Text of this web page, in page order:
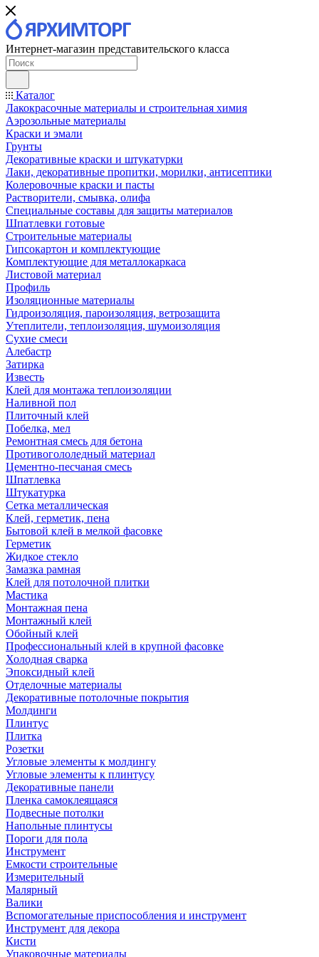
Интернет-магазин представительского класса
Каталог
Лакокрасочные материалы и строительная химия
Аэрозольные материалы
Краски и эмали
Грунты
Декоративные краски и штукатурки
Лаки, декоративные пропитки, морилки, антисептики
Колеровочные краски и пасты
Растворители, смывка, олифа
Специальные составы для защиты материалов
Шпатлевки готовые
Строительные материалы
Гипсокартон и комплектующие
Комплектующие для металлокаркаса
Листовой материал
Профиль
Изоляционные материалы
Гидроизоляция, пароизоляция, ветрозащита
Утеплители, теплоизоляция, шумоизоляция
Сухие смеси
Алебастр
Затирка
Известь
Клей для монтажа теплоизоляции
Наливной пол
Плиточный клей
Побелка, мел
Ремонтная смесь для бетона
Противогололедный материал
Цементно-песчаная смесь
Шпатлевка
Штукатурка
Сетка металлическая
Клей, герметик, пена
Бытовой клей в мелкой фасовке
Герметик
Жидкое стекло
Замазка рамная
Клей для потолочной плитки
Мастика
Монтажная пена
Монтажный клей
Обойный клей
Профессиональный клей в крупной фасовке
Холодная сварка
Эпоксидный клей
Отделочные материалы
Декоративные потолочные покрытия
Молдинги
Плинтус
Плитка
Розетки
Угловые элементы к молдингу
Угловые элементы к плинтусу
Декоративные панели
Пленка самоклеящаяся
Подвесные потолки
Напольные плинтусы
Пороги для пола
Инструмент
Емкости строительные
Измерительный
Малярный
Валики
Вспомогательные приспособления и инструмент
Инструмент для декора
Кисти
Упаковочные материалы